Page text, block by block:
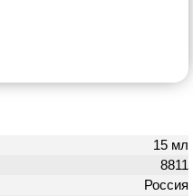
15 мл
8811
Россия